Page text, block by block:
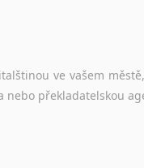
ve vašem
nebo překladatelskou